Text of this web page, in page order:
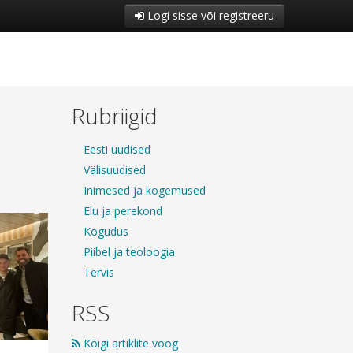
Logi sisse või registreeru
Rubriigid
Eesti uudised
Välisuudised
Inimesed ja kogemused
Elu ja perekond
Kogudus
Piibel ja teoloogia
Tervis
RSS
Kõigi artiklite voog